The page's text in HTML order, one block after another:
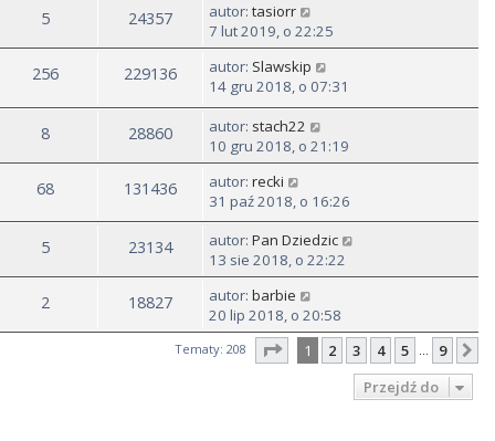
5 24357 autor: tasiorr
7 lut 2019, o 22:25
256 229136 autor: Slawskip
14 gru 2018, o 07:31
8 28860 autor: stach22
10 gru 2018, o 21:19
68 131436 autor: recki
31 paź 2018, o 16:26
5 23134 autor: Pan Dziedzic
13 sie 2018, o 22:22
2 18827 autor: barbie
20 lip 2018, o 20:58
Tematy: 208 Strona1 z9
1 2 3 4 5 … 9
Przejdź do